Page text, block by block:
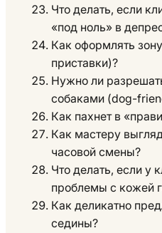
Что делать, если
«под ноль» в
Как оформлять
приставки)?
Нужно ли
собаками (dog-
Как пахнет в
Как мастеру
часовой смены?
Что делать, если у
проблемы с кожей
Как деликатно
седины?